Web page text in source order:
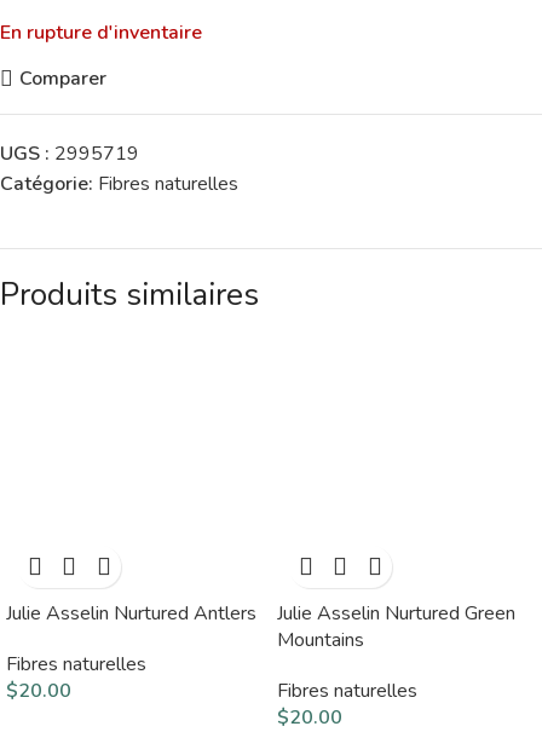
En rupture d'inventaire
Comparer
UGS : 2995719
Catégorie: Fibres naturelles
Produits similaires
Julie Asselin Nurtured Antlers
Fibres naturelles
$20.00
Julie Asselin Nurtured Green
Mountains
Fibres naturelles
$20.00